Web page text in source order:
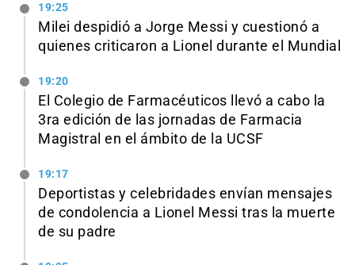
19:25
Milei despidió a Jorge Messi y cuestionó a
quienes criticaron a Lionel durante el Mundial
19:20
El Colegio de Farmacéuticos llevó a cabo la
3ra edición de las jornadas de Farmacia
Magistral en el ámbito de la UCSF
19:17
Deportistas y celebridades envían mensajes
de condolencia a Lionel Messi tras la muerte
de su padre